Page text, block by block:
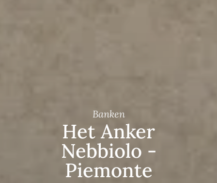
Banken
Het Anker
Nebbiolo -
Piemonte